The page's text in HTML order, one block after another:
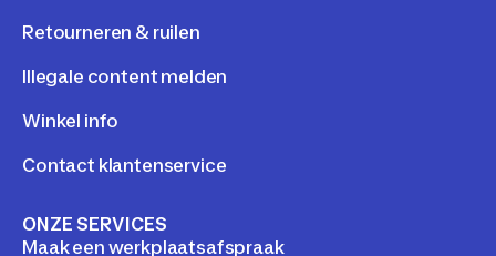
Retourneren & ruilen
Illegale content melden
Winkel info
Contact klantenservice
ONZE SERVICES
Maak een werkplaatsafspraak